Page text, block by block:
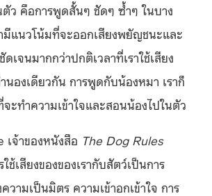
ตัว คือการพูดสั้นๆ ชัดๆ ซ้ำๆ ในบาง
มีแนวโน้มที่จะออกเสียงพยัญชนะและ
เจนมากกว่าปกติเวลาที่เราใช้เสียง
นองเดียวกัน การพูดกับน้องหมา เราก็
ะทำความเข้าใจและสอนน้องไปในตัว
เจ้าของหนังสือ The Dog Rules
ใช้เสียงของของเรากับสัตว์เป็นการ
วามเป็นมิตร ความเข้าอกเข้าใจ การ